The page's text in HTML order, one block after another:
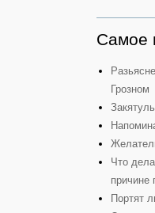
Самое
Грозном
Что
причине
Портят